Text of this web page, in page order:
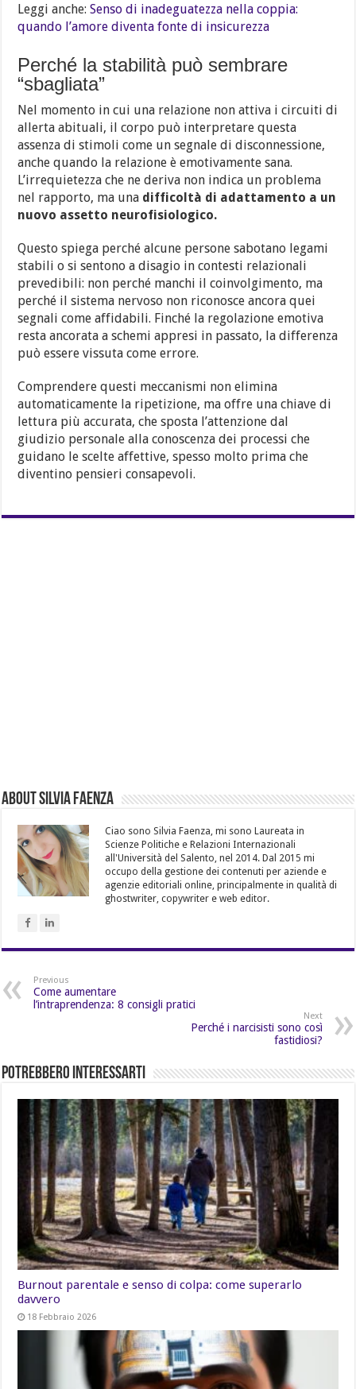
Leggi anche:Senso di inadeguatezza nella coppia:
quando l’amore diventa fonte di insicurezza
Perché la stabilità può sembrare
“sbagliata”
Nel momento in cui una relazione non attiva i circuiti di
allerta abituali, il corpo può interpretare questa
assenza di stimoli come un segnale di disconnessione,
anche quando la relazione è emotivamente sana.
L’irrequietezza che ne deriva non indica un problema
nel rapporto, ma una difficoltà di adattamento a un
nuovo assetto neurofisiologico.
Questo spiega perché alcune persone sabotano legami
stabili o si sentono a disagio in contesti relazionali
prevedibili: non perché manchi il coinvolgimento, ma
perché il sistema nervoso non riconosce ancora quei
segnali come affidabili. Finché la regolazione emotiva
resta ancorata a schemi appresi in passato, la differenza
può essere vissuta come errore.
Comprendere questi meccanismi non elimina
automaticamente la ripetizione, ma offre una chiave di
lettura più accurata, che sposta l’attenzione dal
giudizio personale alla conoscenza dei processi che
guidano le scelte affettive, spesso molto prima che
diventino pensieri consapevoli.
About Silvia Faenza
Ciao sono Silvia Faenza, mi sono Laureata in
Scienze Politiche e Relazioni Internazionali
all'Università del Salento, nel 2014. Dal 2015 mi
occupo della gestione dei contenuti per aziende e
agenzie editoriali online, principalmente in qualità di
ghostwriter, copywriter e web editor.
Previous
Come aumentare
l’intraprendenza: 8 consigli pratici
Next
Perché i narcisisti sono così
fastidiosi?
Potrebbero Interessarti
Burnout parentale e senso di colpa: come superarlo
davvero
18 Febbraio 2026